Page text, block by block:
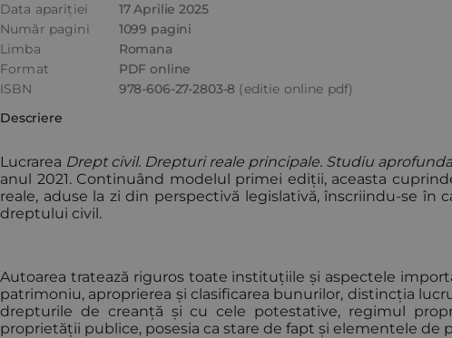
Data apariției
17 Aprilie 2025
Număr pagini
1099 pagini
Limba
Romana
Format
PDF online
ISBN
978-606-27-2803-8 (editie online pdf)
Descriere
Lucrarea Drept civil. Drepturi reale principale. Studiu
anul 2021. Continuând modelul primei ediții, aceasta
reale, aduse la zi din perspectivă legislativă, înscriindu-se
dreptului civil.
Autoarea tratează riguros toate instituțiile și aspectele
patrimoniu, aproprierea și clasificarea bunurilor, distincția
drepturile de creanță și cu cele potestative, regimul
proprietății publice, posesia ca stare de fapt și elementele de